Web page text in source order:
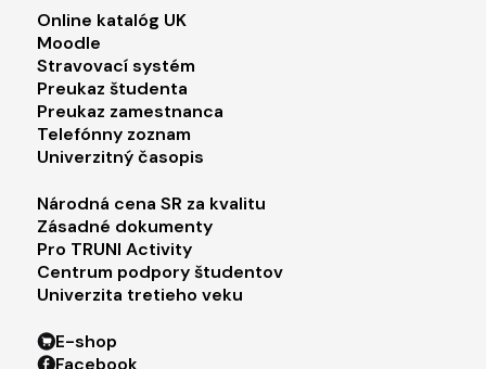
Footer menu 2
Online katalóg UK
Moodle
Stravovací systém
Preukaz študenta
Preukaz zamestnanca
Telefónny zoznam
Univerzitný časopis
Footer menu 3
Národná cena SR za kvalitu
Zásadné dokumenty
Pro TRUNI Activity
Centrum podpory študentov
Univerzita tretieho veku
Footer menu 4
E-shop
Facebook